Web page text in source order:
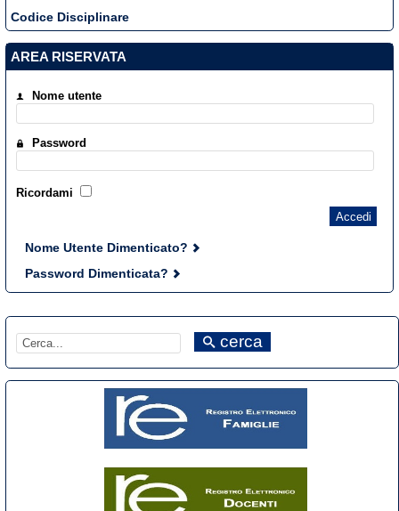
Codice Disciplinare
AREA RISERVATA
Nome utente
Password
Ricordami
Accedi
Nome Utente Dimenticato?
Password Dimenticata?
cerca